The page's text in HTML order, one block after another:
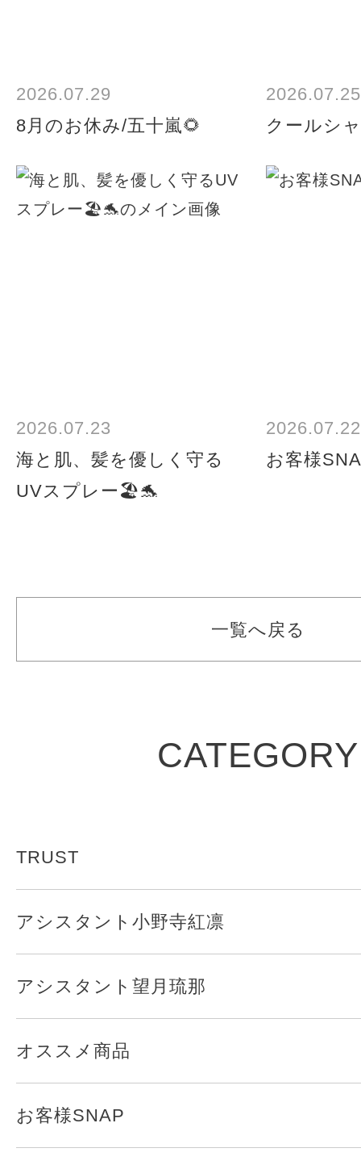
2026.07.29
8月のお休み/五十嵐🌻
2026.07.25
クールシ
2026.07.23
海と肌、髪を優しく守る
UVスプレー🏖️🐬
2026.07.22
お客様
一覧へ戻る
CATEGORY
TRUST
アシスタント小野寺紅凛
アシスタント望月琉那
オススメ商品
お客様SNAP